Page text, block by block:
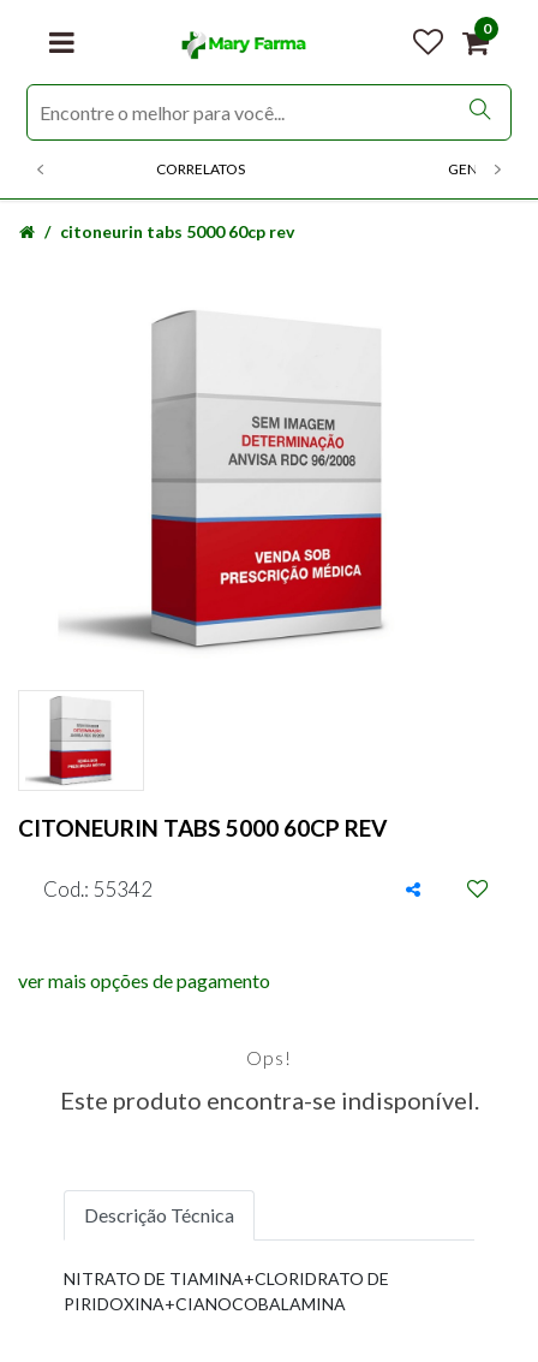
0
CORRELATOS GENERICOS
citoneurin tabs 5000 60cp rev
CITONEURIN TABS 5000 60CP REV
Cod.: 55342
ver mais opções de pagamento
Ops!
Este produto encontra-se indisponível.
Descrição Técnica
NITRATO DE TIAMINA+CLORIDRATO DE
PIRIDOXINA+CIANOCOBALAMINA